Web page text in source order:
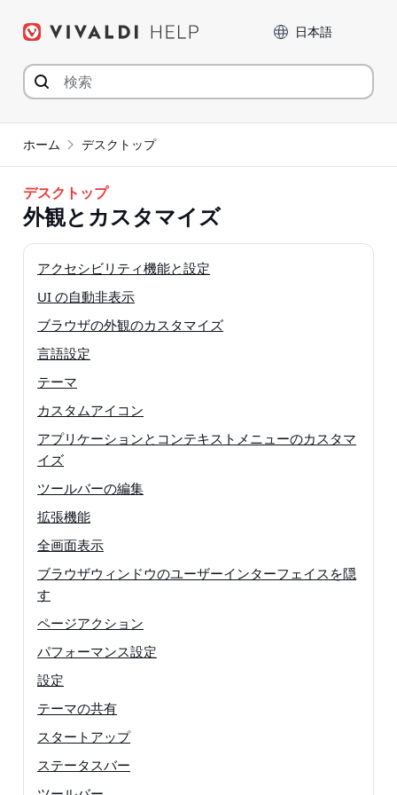
言語
ホーム デスクトップ
デスクトップ
外観とカスタマイズ
アクセシビリティ機能と設定
UI の自動非表示
ブラウザの外観のカスタマイズ
言語設定
テーマ
カスタムアイコン
アプリケーションとコンテキストメニューのカスタマ
イズ
ツールバーの編集
拡張機能
全画面表示
ブラウザウィンドウのユーザーインターフェイスを隠
す
ページアクション
パフォーマンス設定
設定
テーマの共有
スタートアップ
ステータスバー